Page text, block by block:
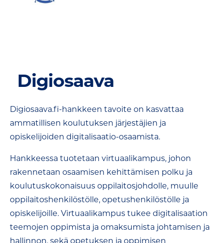
Digiosaava
Digiosaava.fi-hankkeen tavoite on kasvattaa
ammatillisen koulutuksen järjestäjien ja
opiskelijoiden digitalisaatio-osaamista.
Hankkeessa tuotetaan virtuaalikampus, johon
rakennetaan osaamisen kehittämisen polku ja
koulutuskokonaisuus oppilaitosjohdolle, muulle
oppilaitoshenkilöstölle, opetushenkilöstölle ja
opiskelijoille. Virtuaalikampus tukee digitalisaation
teemojen oppimista ja omaksumista johtamisen ja
hallinnon, sekä opetuksen ja oppimisen